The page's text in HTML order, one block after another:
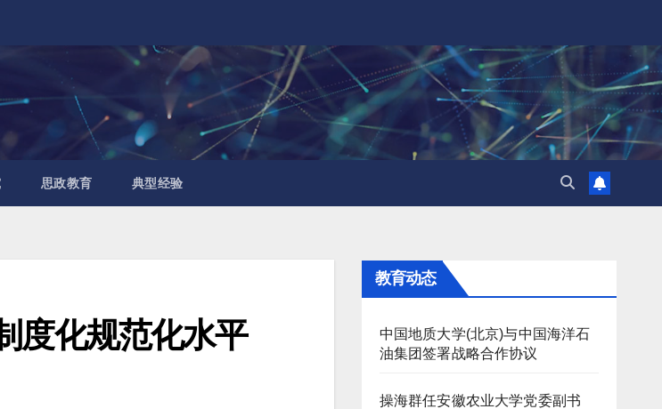
思政教育 典型经验
度化规范化水平
教育动态
中国地质大学(北京)与中国海洋石
油集团签署战略合作协议
操海群任安徽农业大学党委副书